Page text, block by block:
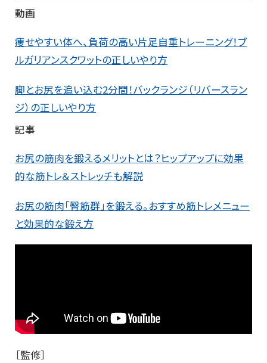
動画
痩せやすい体へ、負荷の高い片足自重トレーニング！ブ
ルガリアンスクワットの正しいやり方
脚とお尻を追い込む2分間！バックランジ（リバースラン
ジ）の正しいやり方
記事
お尻の筋肉を鍛えるメリットとは？ヒップアップに効果
的な筋トレ＆ストレッチも解説
お尻の筋肉「臀筋群」を鍛える。おすすめ筋トレメニュー
と効果的な鍛え方
［監修］